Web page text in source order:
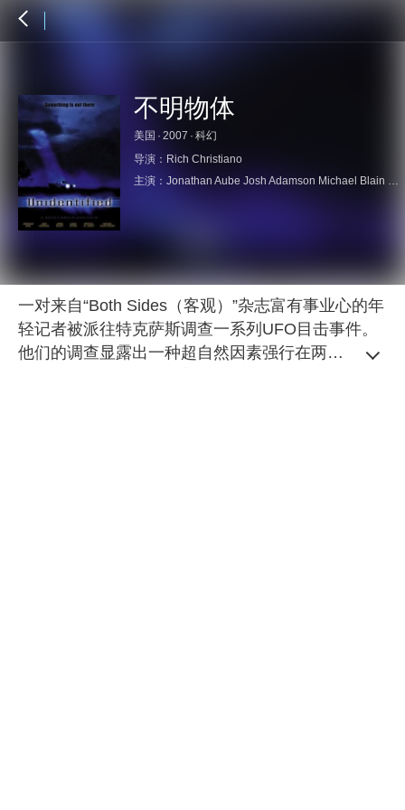
不明物体
美国 · 2007 · 科幻
导演： Rich Christiano
主演： Jonathan Aube Josh Adamson Michael Blain Rozgay
一对来自“Both Sides（客观）”杂志富有事业心的年
轻记者被派往特克萨斯调查一系列UFO目击事件。
他们的调查显露出一种超自然因素强行在两位记者